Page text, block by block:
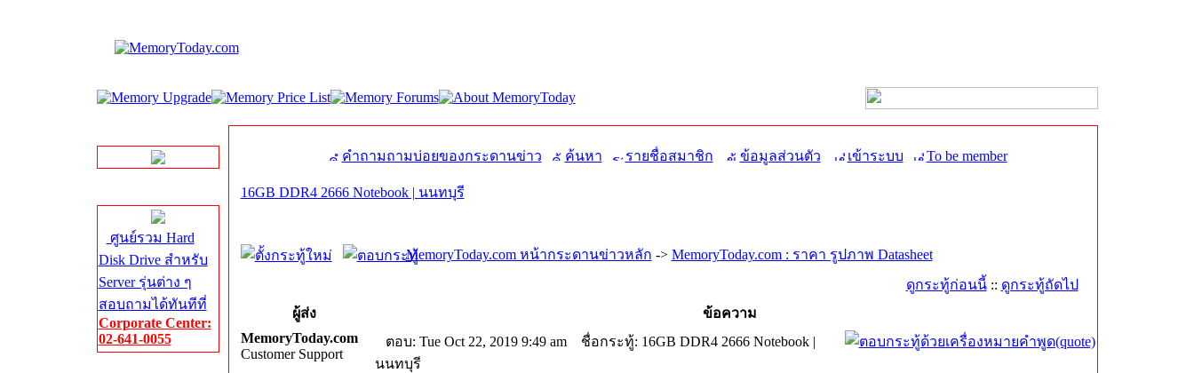
ศูนย์รวม Hard
Disk Drive สำหรับ
Server รุ่นต่าง ๆ
สอบถามได้ทันทีที่
Corporate Center:
02-641-0055
คำถามถามบ่อยของกระดานข่าว ค้นหา รายชื่อสมาชิก ข้อมูลส่วนตัว เข้าระบบ To be member
16GB DDR4 2666 Notebook | นนทบุรี
MemoryToday.com หน้ากระดานข่าวหลัก -> MemoryToday.com : ราคา รูปภาพ Datasheet
ดูกระทู้ก่อนนี้:: ดูกระทู้ถัดไป
ผู้ส่ง
ข้อความ
MemoryToday.com
Customer Support
ตอบ: Tue Oct 22, 2019 9:49 am
ชื่อกระทู้: 16GB DDR4 2666 Notebook |
นนทบุรี